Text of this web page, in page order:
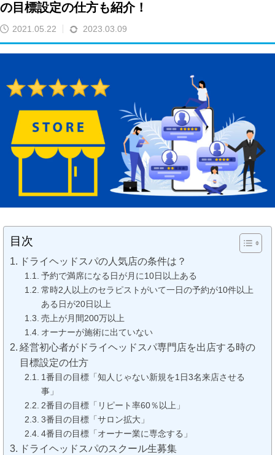
の目標設定の仕方も紹介！
2021.05.22 2023.03.09
目次
ドライヘッドスパの人気店の条件は？
予約で満席になる日が月に10日以上ある
常時2人以上のセラピストがいて一日の予約が10件以上
ある日が20日以上
売上が月間200万以上
オーナーが施術に出ていない
経営初心者がドライヘッドスパ専門店を出店する時の
目標設定の仕方
1番目の目標「知人じゃない新規を1日3名来店させる
事」
2番目の目標「リピート率60％以上」
3番目の目標「サロン拡大」
4番目の目標「オーナー業に専念する」
ドライヘッドスパのスクール生募集